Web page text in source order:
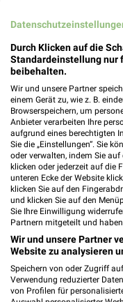
Dassower
Heute
222,06 km
Jawoll
23730
Heute
246,72 km
EuroShop
Kremper
23730
Heute
Durch Klicken auf die
Standardeinstellung nur
beibehalten.
Wir und unsere Partner
einem Gerät zu, wie z. B.
Browserspeichern, um
Anbieter verarbeiten Ihre
aufgrund eines berechtigten
Sie die „Einstellungen“. Sie
oder verwalten, indem Sie
klicken oder jederzeit auf die
unteren Ecke der Website
klicken Sie auf den
und klicken Sie auf den
Sie Ihre Einwilligung
Partnern mitgeteilt und
Wir und unsere Partner
Website zu analysieren
Speichern von oder Zugriff
Verwendung reduzierter
von Profilen für